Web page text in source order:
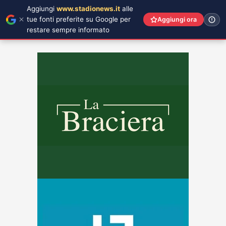
Aggiungi www.stadionews.it alle
tue fonti preferite su Google per
restare sempre informato
Aggiungi ora